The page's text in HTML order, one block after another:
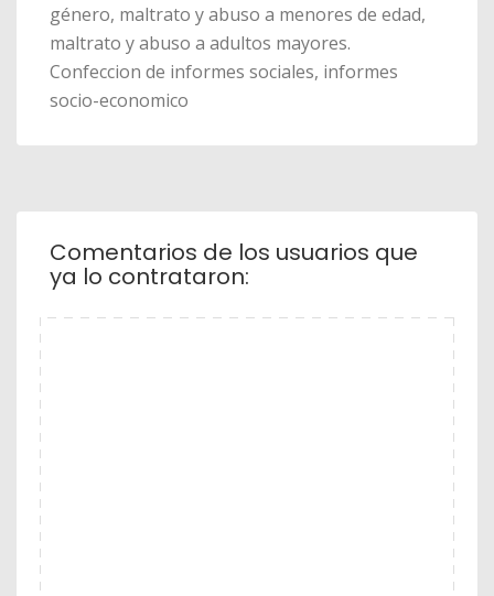
género, maltrato y abuso a menores de edad,
maltrato y abuso a adultos mayores.
Confeccion de informes sociales, informes
socio-economico
Comentarios de los usuarios que
ya lo contrataron: